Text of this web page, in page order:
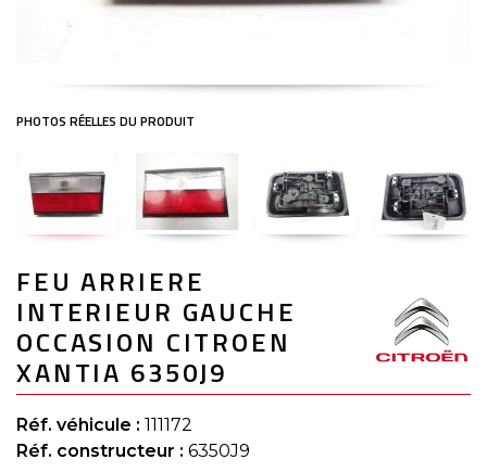
to
the
beginning
of
the
images
gallery
FEU ARRIERE
INTERIEUR GAUCHE
OCCASION CITROEN
XANTIA 6350J9
Réf. véhicule : 111172
Réf. constructeur : 6350J9